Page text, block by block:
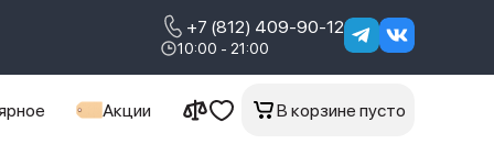
+7 (812) 409-90-12
10:00 - 21:00
Акции В корзине пусто